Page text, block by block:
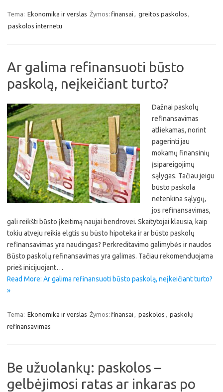
Tema: Ekonomika ir verslas Žymos: finansai , greitos paskolos ,
paskolos internetu
Ar galima refinansuoti būsto
paskolą, neįkeičiant turto?
Dažnai paskolų
refinansavimas
atliekamas, norint
pagerinti jau
mokamų finansinių
įsipareigojimų
sąlygas. Tačiau jeigu
būsto paskola
netenkina sąlygų,
jos refinansavimas,
gali reikšti būsto įkeitimą naujai bendrovei. Skaitytojai klausia, kaip
tokiu atveju reikia elgtis su būsto hipoteka ir ar būsto paskolų
refinansavimas yra naudingas? Perkreditavimo galimybės ir naudos
Būsto paskolų refinansavimas yra galimas. Tačiau rekomenduojama
prieš inicijuojant…
Read More: Ar galima refinansuoti būsto paskolą, neįkeičiant turto?
»
Tema: Ekonomika ir verslas Žymos: finansai , paskolos , paskolų
refinansavimas
Be užuolankų: paskolos –
gelbėjimosi ratas ar inkaras po